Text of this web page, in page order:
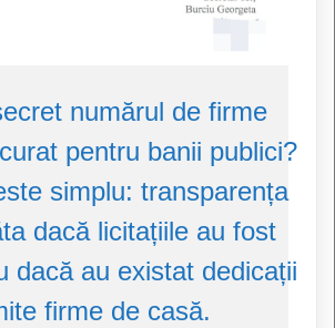
numărul de firme
pentru banii publici?
simplu: transparența
dacă licitațiile au fost
dacă au existat dedicații
firme de casă.